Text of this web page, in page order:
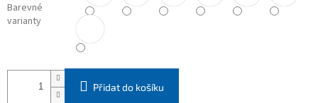
Barevné
varianty
Přidat do košíku